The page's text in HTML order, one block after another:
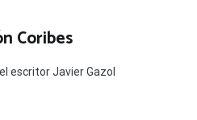
Coribes
escritor Javier Gazol